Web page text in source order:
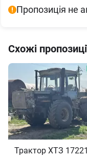
Пропозиція не
Схожі
Трактор ХТЗ 17221